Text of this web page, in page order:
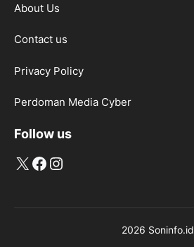
About Us
Contact us
Privacy Policy
Perdoman Media Cyber
Follow us
X Facebook
Instagram
2026 Soninfo.id